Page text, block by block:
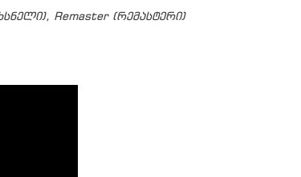
Remaster (რემასტერი)